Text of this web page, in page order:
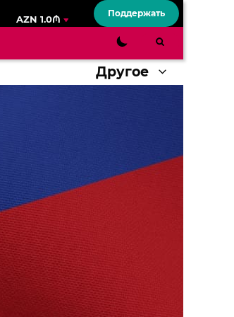
AZN 1.0₼
Поддержать
Другое